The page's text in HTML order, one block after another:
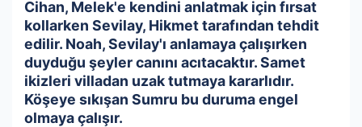
Cihan, Melek'e kendini anlatmak için fırsat
kollarken Sevilay, Hikmet tarafından tehdit
edilir. Noah, Sevilay'ı anlamaya çalışırken
duyduğu şeyler canını acıtacaktır. Samet
ikizleri villadan uzak tutmaya kararlıdır.
Köşeye sıkışan Sumru bu duruma engel
olmaya çalışır.